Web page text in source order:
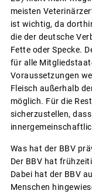
meisten
ist wichtig, da
die der deutsche
Fette oder Specke.
für alle
Voraussetzungen
Fleisch außerhalb
möglich. Für die
sicherzustellen,
Was hat der BBV
Der BBV hat
Dabei hat der BBV
Menschen